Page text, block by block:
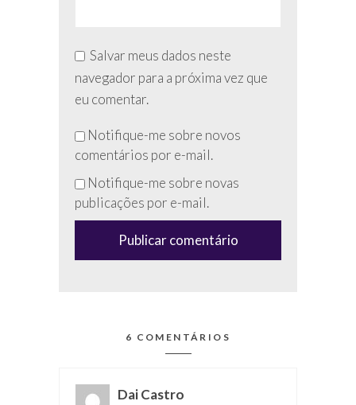
Salvar meus dados neste
navegador para a próxima vez que
eu comentar.
Não
preencha
esse
campo
(anti-
Notifique-me sobre novos
comentários por e-mail.
Notifique-me sobre novas
publicações por e-mail.
6 COMENTÁRIOS
Dai Castro